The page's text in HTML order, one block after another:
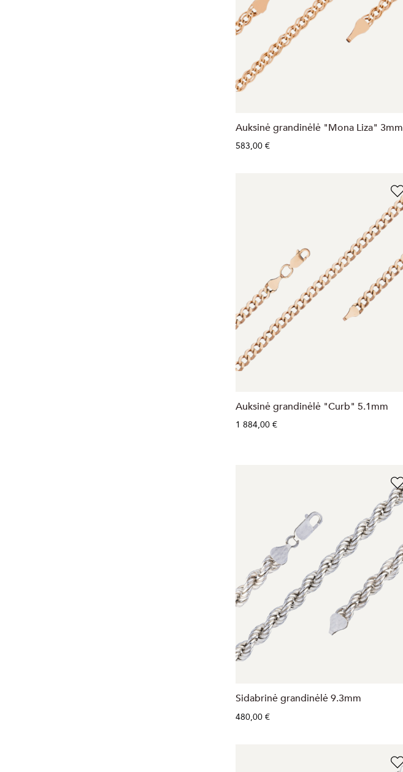
Auksinė grandinėlė "Mona Liza" 3mm
583,00 €
Auksinė grandinėlė "Curb" 5.1mm
1 884,00 €
Sidabrinė grandinėlė 9.3mm
480,00 €